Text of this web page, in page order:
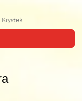
Krystek